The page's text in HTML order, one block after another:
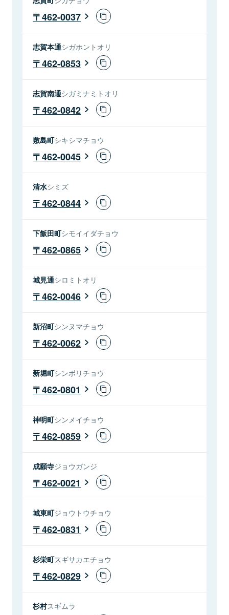
462-0037
志賀本通シガホントオリ
462-0853
志賀南通シガミナミトオリ
462-0842
敷島町シキシマチョウ
462-0045
清水シミズ
462-0844
下飯田町シモイイダチョウ
462-0865
城見通シロミトオリ
462-0046
新沼町シンヌマチョウ
462-0062
新堀町シンボリチョウ
462-0801
神明町シンメイチョウ
462-0859
成願寺ジョウガンジ
462-0021
城東町ジョウトウチョウ
462-0831
杉栄町スギサカエチョウ
462-0829
杉村スギムラ